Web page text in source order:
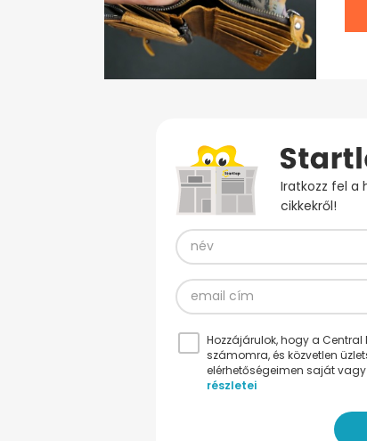
Iratkozz fel a
cikkekről!
Hozzájárulok, hogy a
számomra, és közvetlen
elérhetőségeimen saját
részletei